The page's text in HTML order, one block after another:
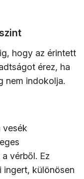
hogy az érintett
érez, ha
nem indokolja.
vesék
vérből. Ez
ingert, különösen